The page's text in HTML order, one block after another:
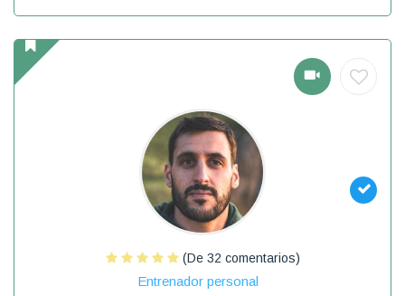
(De 32 comentarios)
Entrenador personal